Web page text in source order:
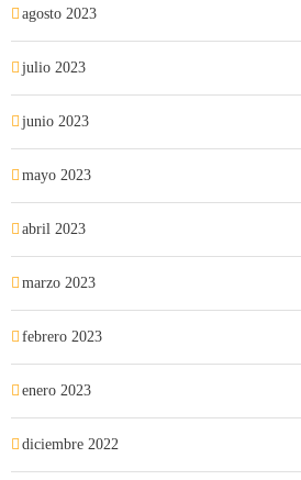
agosto 2023
julio 2023
junio 2023
mayo 2023
abril 2023
marzo 2023
febrero 2023
enero 2023
diciembre 2022